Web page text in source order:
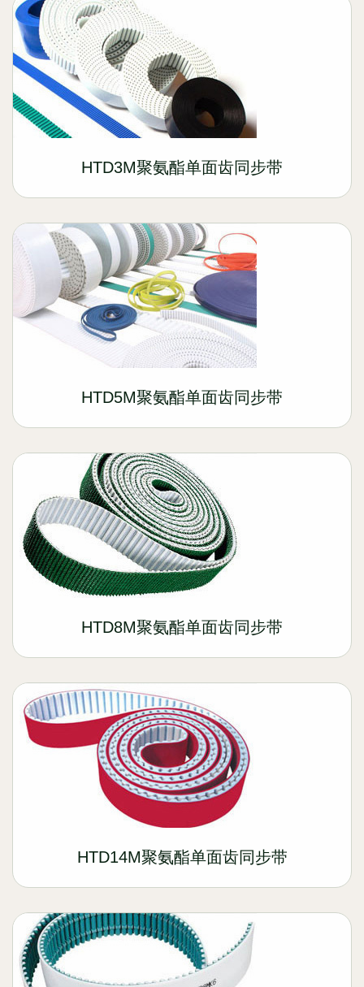
HTD3M聚氨酯单面齿同步带
HTD5M聚氨酯单面齿同步带
HTD8M聚氨酯单面齿同步带
HTD14M聚氨酯单面齿同步带